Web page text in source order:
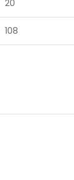
20
108